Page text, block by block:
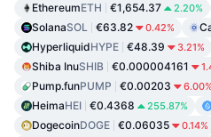
EthereumETH €1,654.37 2.20%
SolanaSOL €63.82 0.42%
HyperliquidHYPE €48.39 3.21%
Shiba InuSHIB €0.000004161
Pump.funPUMP €0.00203
HeimaHEI €0.4368 255.87%
DogecoinDOGE €0.06035 0.14%